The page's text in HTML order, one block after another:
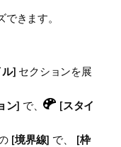
きます。
] セクションを展
ン] で、 [スタイ
[境界線] で、 [枠